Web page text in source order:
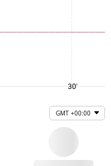
30'
GMT +00:00